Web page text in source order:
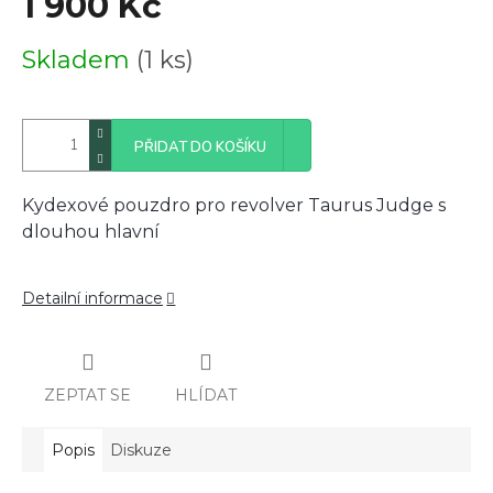
cena:
Skladem (1 ks)
PŘIDAT DO KOŠÍKU
Kydexové pouzdro pro revolver Taurus Judge s
dlouhou hlavní
Detailní informace
ZEPTAT SE HLÍDAT
Popis Diskuze